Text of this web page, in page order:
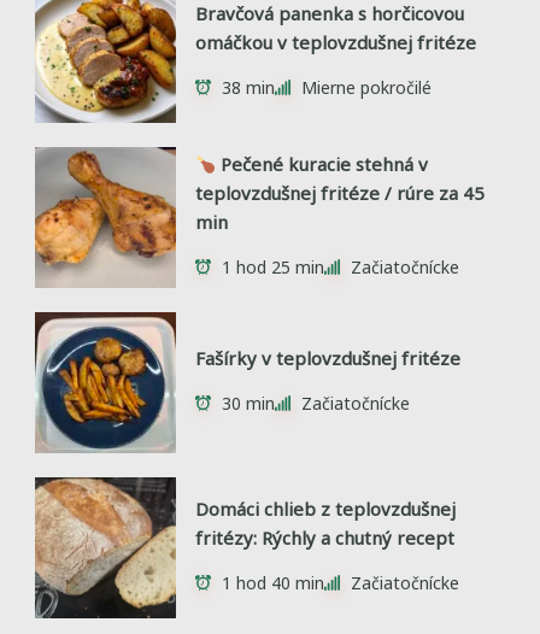
Bravčová panenka s horčicovou
omáčkou v teplovzdušnej fritéze
38 min Mierne pokročilé
Pečené kuracie stehná v
teplovzdušnej fritéze / rúre za 45
min
1 hod 25 min Začiatočnícke
Fašírky v teplovzdušnej fritéze
30 min Začiatočnícke
Domáci chlieb z teplovzdušnej
fritézy: Rýchly a chutný recept
1 hod 40 min Začiatočnícke